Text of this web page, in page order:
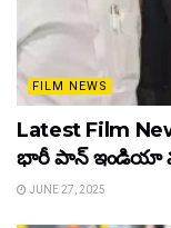
FILM NEWS
Latest Film
భారీ పాన్‌ ఇండియా
JUNE 27, 2025